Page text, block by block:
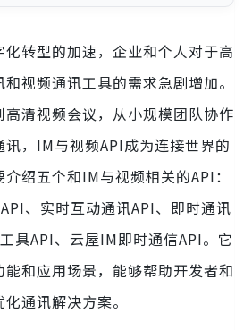
转型的加速，企业和个人对于高
视频通讯工具的需求急剧增加。
清视频会议，从小规模团队协作
，IM与视频API成为连接世界的
绍五个和IM与视频相关的API：
、实时互动通讯API、即时通讯
具API、云屋IM即时通信API。它
和应用场景，能够帮助开发者和
通讯解决方案。